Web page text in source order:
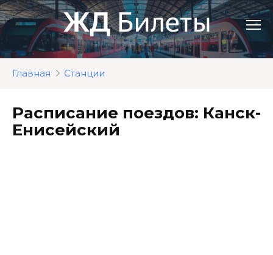
Перейти
к
контенту
Главная Станции
Расписание поездов: Канск-
Енисейский